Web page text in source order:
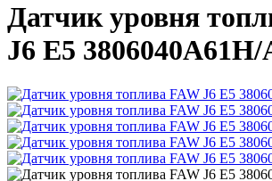
Датчик уровня
J6 Е5 3806040A61H/